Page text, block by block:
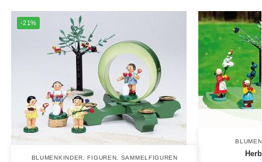
-21%
BLUMENKINDER ,FIGUREN SAMMELFIGUREN